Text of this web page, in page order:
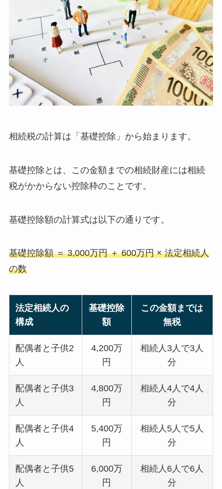
相続税の計算は「基礎控除」から始まります。
基礎控除とは、この金額までの相続財産には相続
税がかからない控除枠のことです。
基礎控除額の計算式は以下の通りです。
基礎控除額 ＝ 3,000万円 ＋ 600万円 × 法定相続人
の数
法定相続人の
構成
基礎控除
額
この金額までは
無税
配偶者と子供2
人
4,200万
円
相続人3人で3人
分
配偶者と子供3
人
4,800万
円
相続人4人で4人
分
配偶者と子供4
人
5,400万
円
相続人5人で5人
分
配偶者と子供5
人
6,000万
円
相続人6人で6人
分